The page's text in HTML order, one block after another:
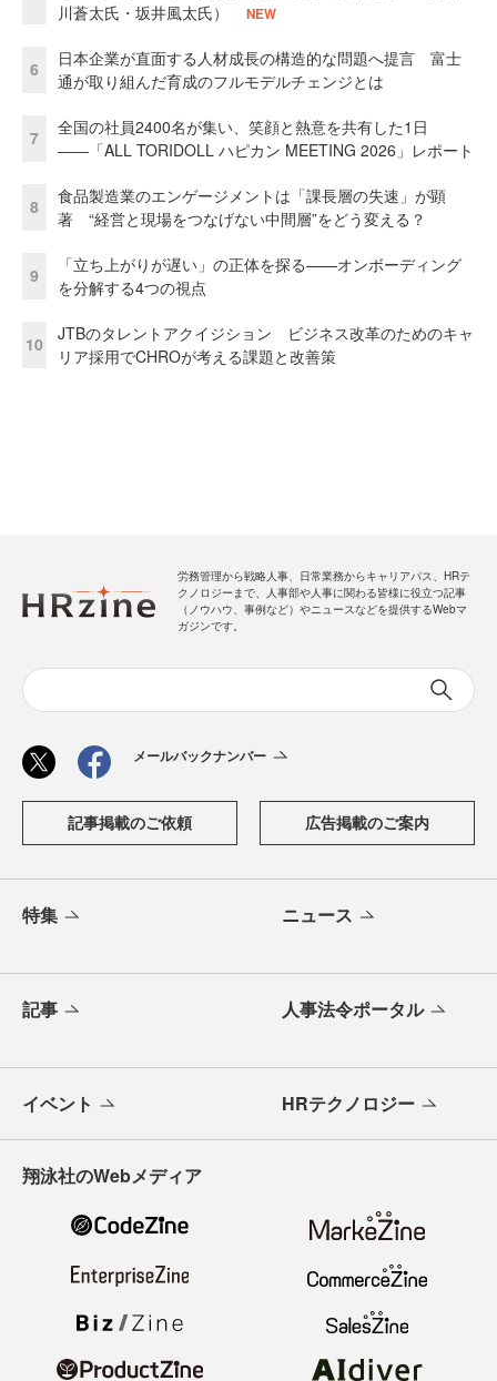
川蒼太氏・坂井風太氏）
NEW
6
日本企業が直面する人材成長の構造的な問題へ提言 富士
通が取り組んだ育成のフルモデルチェンジとは
7
全国の社員2400名が集い、笑顔と熱意を共有した1日
――「ALL TORIDOLL ハピカン MEETING 2026」レポート
8
食品製造業のエンゲージメントは「課長層の失速」が顕
著 “経営と現場をつなげない中間層”をどう変える？
9
「立ち上がりが遅い」の正体を探る——オンボーディング
を分解する4つの視点
10
JTBのタレントアクイジション ビジネス改革のためのキャ
リア採用でCHROが考える課題と改善策
労務管理から戦略人事、日常業務からキャリアパス、HRテ
クノロジーまで、人事部や人事に関わる皆様に役立つ記事
（ノウハウ、事例など）やニュースなどを提供するWebマ
ガジンです。
メールバックナンバー
記事掲載のご依頼 広告掲載のご案内
特集 ニュース
記事 人事法令ポータル
イベント HRテクノロジー
翔泳社のWebメディア